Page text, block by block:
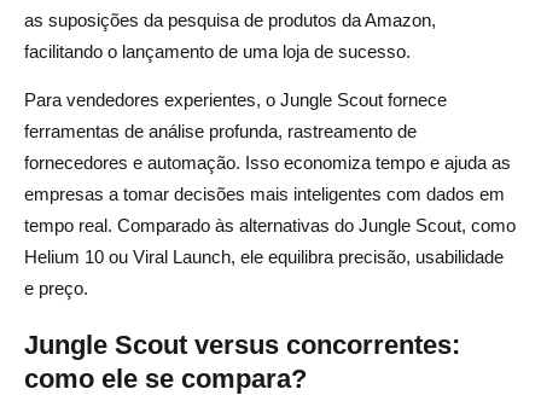
as suposições da pesquisa de produtos da Amazon,
facilitando o lançamento de uma loja de sucesso.
Para vendedores experientes, o Jungle Scout fornece
ferramentas de análise profunda, rastreamento de
fornecedores e automação. Isso economiza tempo e ajuda as
empresas a tomar decisões mais inteligentes com dados em
tempo real. Comparado às alternativas do Jungle Scout, como
Helium 10 ou Viral Launch, ele equilibra precisão, usabilidade
e preço.
Jungle Scout versus concorrentes:
como ele se compara?